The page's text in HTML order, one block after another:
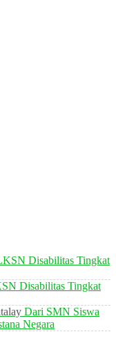
Disabilitas Tingkat
Disabilitas Tingkat
Dari SMN Siswa
Negara